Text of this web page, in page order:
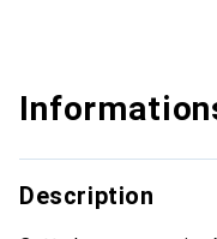
Description